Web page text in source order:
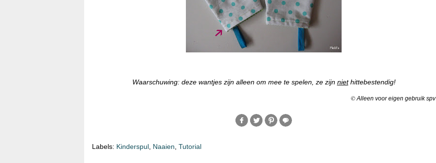
Waarschuwing: deze wantjes zijn alleen om mee te spelen, ze zijn niet hittebestendig!
© Alleen voor eigen gebruik spv
Labels: Kinderspul Naaien Tutorial